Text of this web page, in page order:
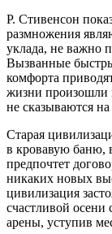
Р. Стивенсон
размножения
уклада, не важно
Вызванные
комфорта
жизни произошли
не сказываются
Старая
в кровавую баню,
предпочтет
никаких новых
цивилизация
счастливой осени
арены, уступив